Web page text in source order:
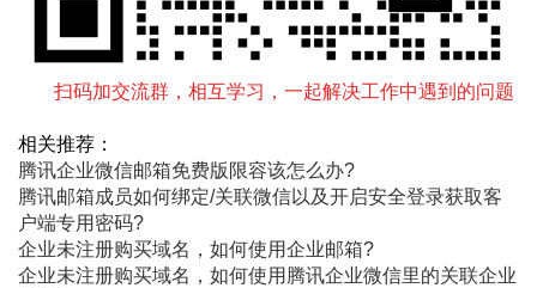
扫码加交流群，相互学习，一起解决工作中遇到的问题
相关推荐：
腾讯企业微信邮箱免费版限容该怎么办?
腾讯邮箱成员如何绑定/关联微信以及开启安全登录获取客
户端专用密码?
企业未注册购买域名，如何使用企业邮箱?
企业未注册购买域名，如何使用腾讯企业微信里的关联企业